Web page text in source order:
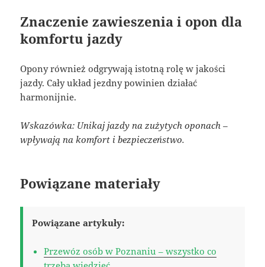
Znaczenie zawieszenia i opon dla
komfortu jazdy
Opony również odgrywają istotną rolę w jakości
jazdy. Cały układ jezdny powinien działać
harmonijnie.
Wskazówka: Unikaj jazdy na zużytych oponach –
wpływają na komfort i bezpieczeństwo.
Powiązane materiały
Powiązane artykuły:
Przewóz osób w Poznaniu – wszystko co